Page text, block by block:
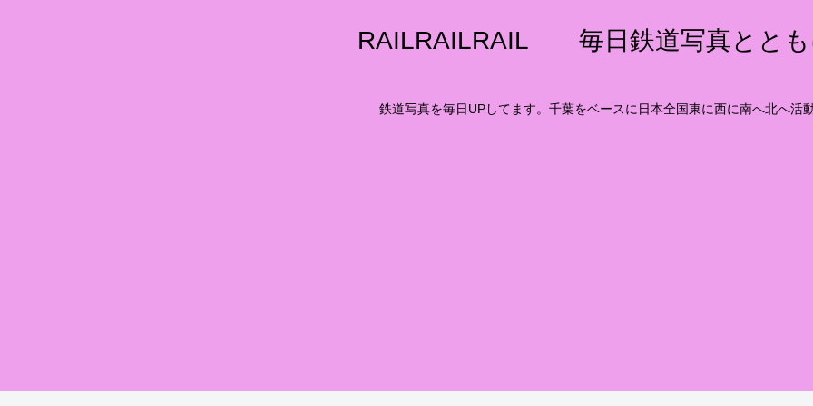
RAILRAILRAIL 毎日鉄道写真ととも
鉄道写真を毎日UPしてます。千葉をベースに日本全国東に西に南へ北へ活